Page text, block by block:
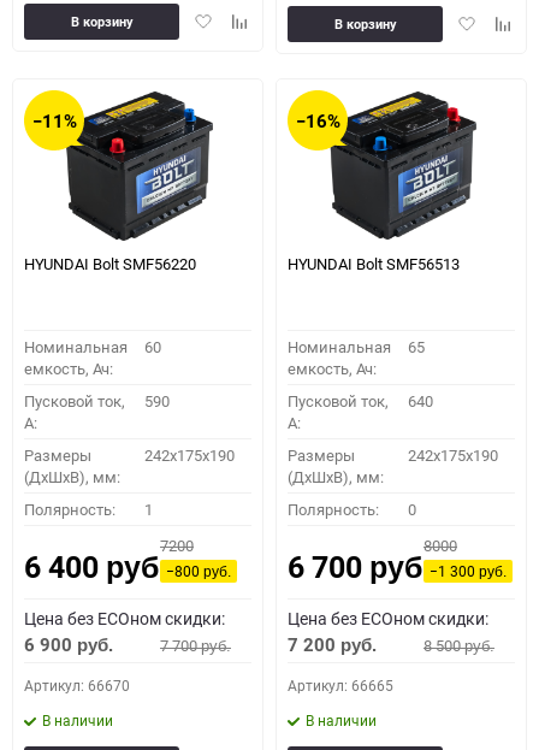
ДобавитьДобавить
В корзину
Добавить
В корзину
−11%
HYUNDAI Bolt SMF56220
Номинальная
емкость, Ач:
60
Пусковой ток,
A:
590
Размеры
(ДхШхВ), мм:
242x175x190
Полярность: 1
6 400 руб.
7200
−800руб.
Цена без ECOном скидки:
6 900 руб. 7 700руб.
Артикул: 66670
В наличии
−16%
HYUNDAI Bolt SMF56513
Номинальная
емкость, Ач:
65
Пусковой ток,
A:
640
Размеры
(ДхШхВ), мм:
242x175x190
Полярность: 0
6 700 руб.
8000
−1 300руб.
Цена без ECOном скидки:
7 200 руб. 8 500руб.
Артикул: 66665
В наличии